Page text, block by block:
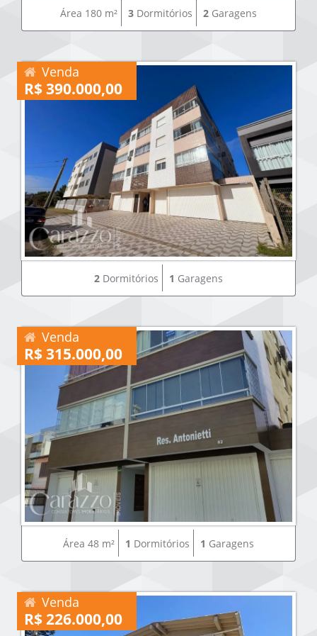
Área 180 m² 3 Dormitórios 2 Garagens
Venda
R$ 390.000,00
2 Dormitórios 1 Garagens
Venda
R$ 315.000,00
Área 48 m² 1 Dormitórios 1 Garagens
Venda
R$ 226.000,00